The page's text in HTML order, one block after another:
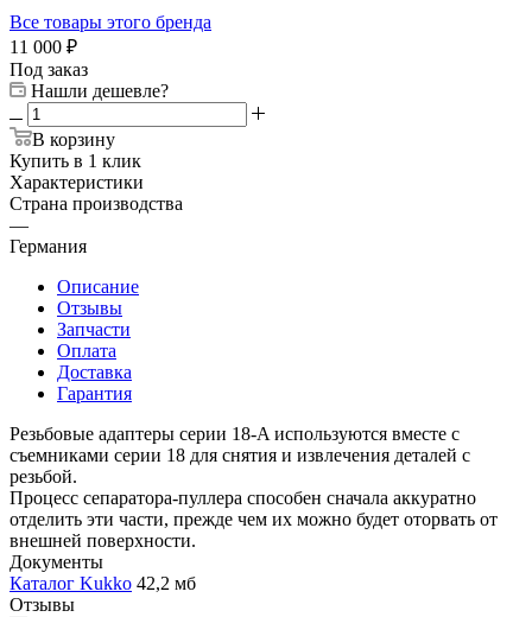
Все товары этого бренда
11 000 ₽
Под заказ
Нашли дешевле?
В корзину
Купить в 1 клик
Характеристики
Страна производства
—
Германия
Описание
Отзывы
Запчасти
Оплата
Доставка
Гарантия
Резьбовые адаптеры серии 18-A используются вместе с
съемниками серии 18 для снятия и извлечения деталей с
резьбой.
Процесс сепаратора-пуллера способен сначала аккуратно
отделить эти части, прежде чем их можно будет оторвать от
внешней поверхности.
Документы
Каталог Kukko 42,2 мб
Отзывы